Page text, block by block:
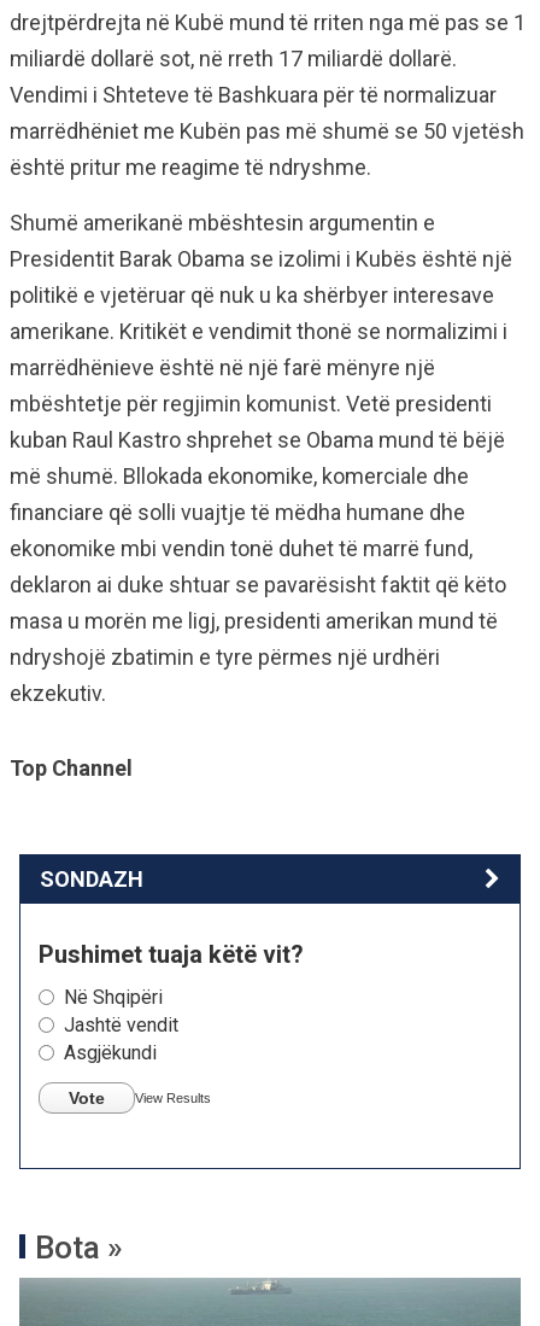
drejtpërdrejta në Kubë mund të rriten nga më pas se 1
miliardë dollarë sot, në rreth 17 miliardë dollarë.
Vendimi i Shteteve të Bashkuara për të normalizuar
marrëdhëniet me Kubën pas më shumë se 50 vjetësh
është pritur me reagime të ndryshme.
Shumë amerikanë mbështesin argumentin e
Presidentit Barak Obama se izolimi i Kubës është një
politikë e vjetëruar që nuk u ka shërbyer interesave
amerikane. Kritikët e vendimit thonë se normalizimi i
marrëdhënieve është në një farë mënyre një
mbështetje për regjimin komunist. Vetë presidenti
kuban Raul Kastro shprehet se Obama mund të bëjë
më shumë. Bllokada ekonomike, komerciale dhe
financiare që solli vuajtje të mëdha humane dhe
ekonomike mbi vendin tonë duhet të marrë fund,
deklaron ai duke shtuar se pavarësisht faktit që këto
masa u morën me ligj, presidenti amerikan mund të
ndryshojë zbatimin e tyre përmes një urdhëri
ekzekutiv.
Top Channel
SONDAZH
Pushimet tuaja këtë vit?
Në Shqipëri
Jashtë vendit
Asgjëkundi
Vote View Results
Bota »